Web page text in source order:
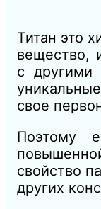
Титан это
вещество,
с другими
свое
Поэтому
свойство
других